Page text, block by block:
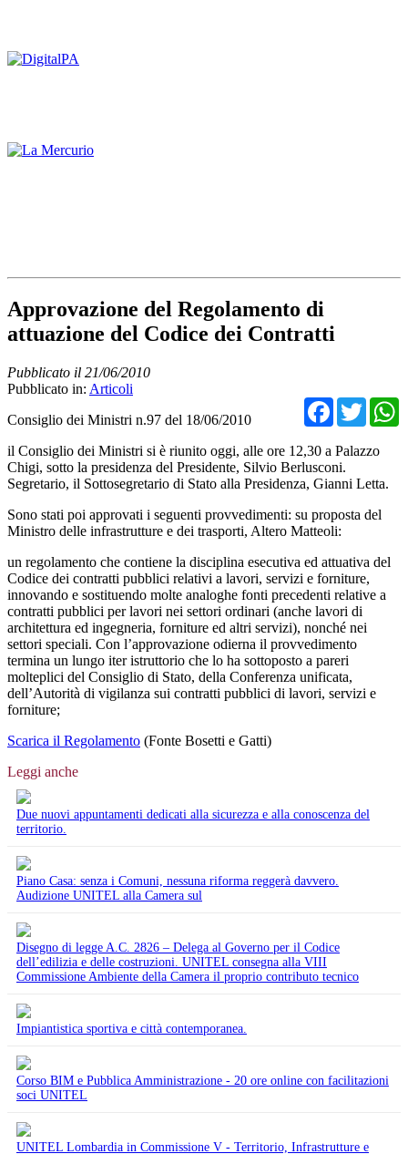
Approvazione del Regolamento di
attuazione del Codice dei Contratti
Pubblicato il 21/06/2010
Pubblicato in: Articoli
Consiglio dei Ministri n.97 del 18/06/2010
il Consiglio dei Ministri si è riunito oggi, alle ore 12,30 a Palazzo
Chigi, sotto la presidenza del Presidente, Silvio Berlusconi.
Segretario, il Sottosegretario di Stato alla Presidenza, Gianni Letta.
Sono stati poi approvati i seguenti provvedimenti: su proposta del
Ministro delle infrastrutture e dei trasporti, Altero Matteoli:
un regolamento che contiene la disciplina esecutiva ed attuativa del
Codice dei contratti pubblici relativi a lavori, servizi e forniture,
innovando e sostituendo molte analoghe fonti precedenti relative a
contratti pubblici per lavori nei settori ordinari (anche lavori di
architettura ed ingegneria, forniture ed altri servizi), nonché nei
settori speciali. Con l’approvazione odierna il provvedimento
termina un lungo iter istruttorio che lo ha sottoposto a pareri
molteplici del Consiglio di Stato, della Conferenza unificata,
dell’Autorità di vigilanza sui contratti pubblici di lavori, servizi e
forniture;
Scarica il Regolamento (Fonte Bosetti e Gatti)
Leggi anche
Due nuovi appuntamenti dedicati alla sicurezza e alla conoscenza del
territorio.
Piano Casa: senza i Comuni, nessuna riforma reggerà davvero.
Audizione UNITEL alla Camera sul
Disegno di legge A.C. 2826 – Delega al Governo per il Codice
dell’edilizia e delle costruzioni. UNITEL consegna alla VIII
Commissione Ambiente della Camera il proprio contributo tecnico
Impiantistica sportiva e città contemporanea.
Corso BIM e Pubblica Amministrazione - 20 ore online con facilitazioni
soci UNITEL
UNITEL Lombardia in Commissione V - Territorio, Infrastrutture e